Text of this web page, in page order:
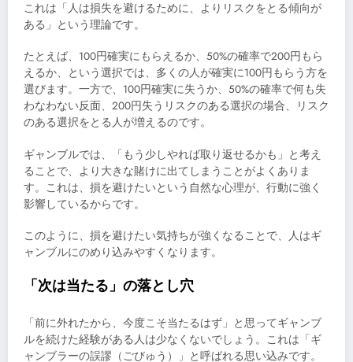
これは「人は損失を避けるために、よりリスクをとる傾向が
ある」という理論です。
たとえば、100円確実にもらえるか、50%の確率で200円もら
えるか、という選択では、多くの人が確実に100円もらう方を
選びます。一方で、100円確実に失うか、50%の確率で何も失
わなわない反面、200円失うリスクのある選択の場合、リスク
のある選択をとる人が増えるのです。
ギャンブルでは、「もう少しやれば取り返せるかも」と考え
ることで、より大きな賭けに出てしまうことがよくありま
す。これは、損を避けたいという自然な心理が、行動に強く
影響しているからです。
このように、損を避けたい気持ちが強くなることで、人はギ
ャンブルにのめり込みやすくなります。
「次は当たる」の落とし穴
「前に外れたから、今度こそ当たるはず」と思ってギャンブ
ルを続けた経験がある人は少なくないでしょう。これは「ギ
ャンブラーの誤謬（ごびゅう）」と呼ばれる思い込みです。